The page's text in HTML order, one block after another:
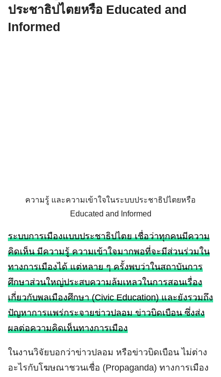
ประชาธิปไตยหรือ Educated and
Informed
ความรู้ และความเข้าใจในระบบประชาธิปไตยหรือ
Educated and Informed
ระบบการเมืองแบบประชาธิปไตย เชื่อว่าทุกคนมีความ
คิดเห็น มีความรู้ ความเข้าใจมากพอที่จะมีส่วนร่วมใน
ทางการเมืองได้ แต่หลาย ๆ ครั้งพบว่าในสถาบันการ
ศึกษาส่วนใหญ่ประสบความล้มเหลวในการสอนเรื่อง
เกี่ยวกับพลเมืองศึกษา (Civic Education) และยังรวมถึง
ปัญหาการแพร่กระจายข่าวปลอม ข่าวบิดเบือน ซึ่งส่ง
ผลต่อความคิดเห็นทางการเมือง
ในงานวิจัยบอกว่าข่าวปลอม หรือข่าวบิดเบือน ไม่ต่าง
อะไรกับโฆษณาชวนเชื่อ (Propaganda) ทางการเมือง